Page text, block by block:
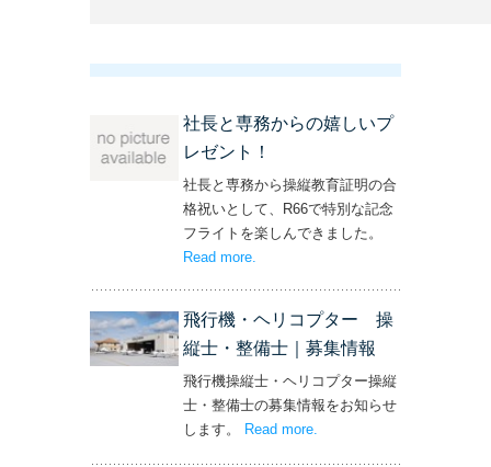
社長と専務からの嬉しいプ
レゼント！
社長と専務から操縦教育証明の合
格祝いとして、R66で特別な記念
フライトを楽しんできました。
Read more
飛行機・ヘリコプター 操
縦士・整備士｜募集情報
飛行機操縦士・ヘリコプター操縦
士・整備士の募集情報をお知らせ
します。
Read more